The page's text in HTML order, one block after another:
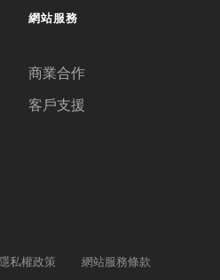
網站服務
商業合作
客戶支援
私權政策 網站服務條款